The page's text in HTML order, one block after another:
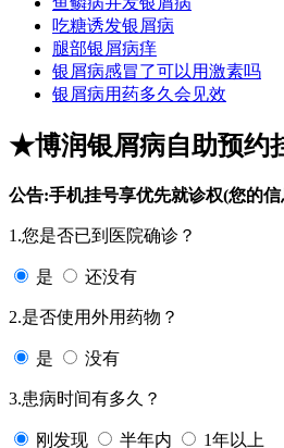
吃糖诱发银屑病
腿部银屑病痒
银屑病感冒了可以用激素吗
银屑病用药多久会见效
★博润银屑病自助预约
公告:手机挂号享优先就诊权(您的
1.您是否已到医院确诊？
是 还没有
2.是否使用外用药物？
是 没有
3.患病时间有多久？
刚发现 半年内 1年以上